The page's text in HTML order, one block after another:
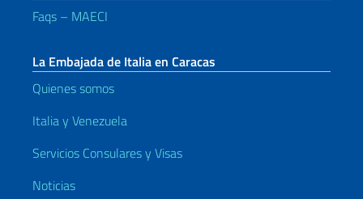
Faqs – MAECI
La Embajada de Italia en Caracas
Quienes somos
Italia y Venezuela
Servicios Consulares y Visas
Noticias